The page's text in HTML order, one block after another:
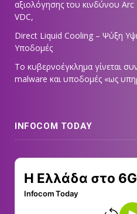
αξιολόγησης του κινδύνου
VDC,
Direct Liquid Cooling – Ψύξη
Υποδομές
Το κυβερνοέγκλημα γίνεται
malware και υποδομές «ως
INFOCOM TODAY